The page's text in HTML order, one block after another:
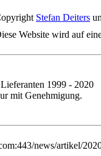
Stefan Deiters
Website wird auf
1999 - 2020
mit Genehmigung.
news/artikel/